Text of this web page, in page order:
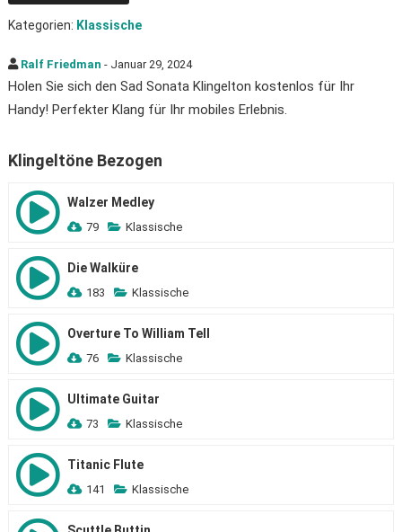
Kategorien: Klassische
Ralf Friedman - Januar 29, 2024
Holen Sie sich den Sad Sonata Klingelton kostenlos für Ihr
Handy! Perfekter Klang für Ihr mobiles Erlebnis.
Klingeltöne Bezogen
Walzer Medley
79 Klassische
Die Walküre
183 Klassische
Overture To William Tell
76 Klassische
Ultimate Guitar
73 Klassische
Titanic Flute
141 Klassische